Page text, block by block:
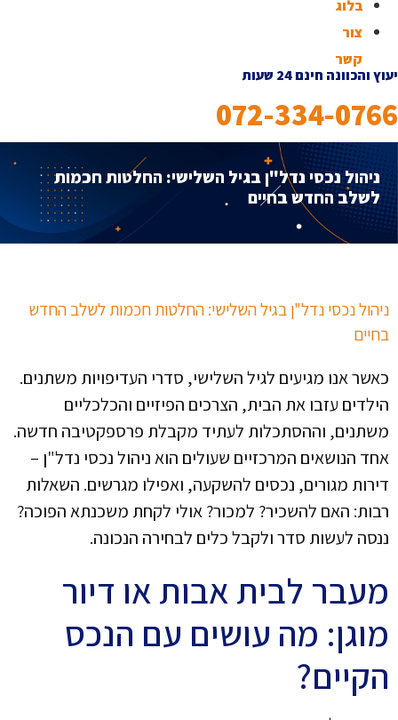
בלוג
צור
קשר
יעוץ והכוונה חינם 24 שעות
072-334-0766
ניהול נכסי נדל"ן בגיל השלישי: החלטות חכמות
לשלב החדש בחיים
ניהול נכסי נדל"ן בגיל השלישי: החלטות חכמות לשלב החדש
בחיים
כאשר אנו מגיעים לגיל השלישי, סדרי העדיפויות משתנים.
הילדים עזבו את הבית, הצרכים הפיזיים והכלכליים
משתנים, וההסתכלות לעתיד מקבלת פרספקטיבה חדשה.
אחד הנושאים המרכזיים שעולים הוא ניהול נכסי נדל"ן –
דירות מגורים, נכסים להשקעה, ואפילו מגרשים. השאלות
רבות: האם להשכיר? למכור? אולי לקחת משכנתא הפוכה?
ננסה לעשות סדר ולקבל כלים לבחירה הנכונה.
מעבר לבית אבות או דיור
מוגן: מה עושים עם הנכס
הקיים?